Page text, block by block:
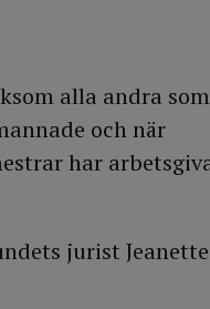
alla andra
och när
har
jurist Jeanette